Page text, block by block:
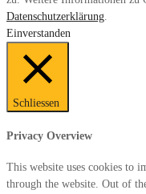
Datenschutzerklärung.
Einverstanden
Schliessen
Privacy Overview
This website uses cookies to
through the website. Out of